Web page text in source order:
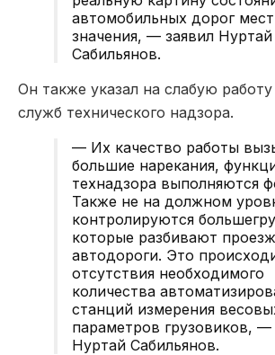
автомобильных дорог
значения, — заявил Нуртай
Сабильянов.
Он также указал на слабую
служб технического надзора.
— Их качество работы
большие нарекания,
технадзора выполняются
Также не на должном
контролируются
которые разбивают
автодороги. Это
отсутствия необходимого
количества
станций измерения
параметров грузовиков,
Нуртай Сабильянов.